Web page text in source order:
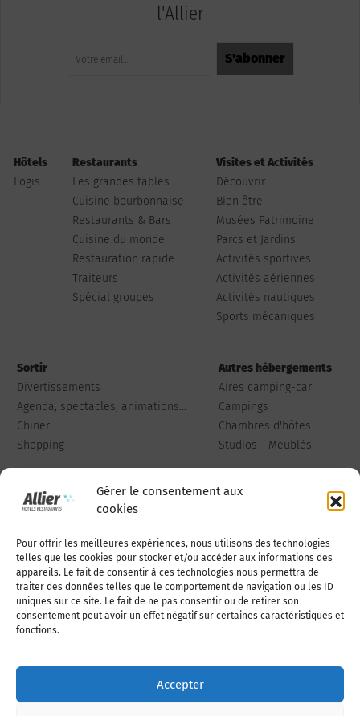
Gérer le consentement aux
cookies
Pour offrir les meilleures expériences, nous utilisons des technologies
telles que les cookies pour stocker et/ou accéder aux informations des
appareils. Le fait de consentir à ces technologies nous permettra de
traiter des données telles que le comportement de navigation ou les ID
uniques sur ce site. Le fait de ne pas consentir ou de retirer son
consentement peut avoir un effet négatif sur certaines caractéristiques et
fonctions.
Accepter
l'Allier
Hôtels
Logis
Restaurants
Les grandes tables
Cuisine bourbonnaise
Restaurants & Bars
Cuisine du monde
Restauration rapide
Traiteurs
Spécial groupes
Visites et Activités
Découvrir
Bien être
Musées Patrimoine
Parcs et Jardins
Activités sportives
Activités aériennes
Activités nautiques
Sports mécaniques
Sortir
Divertissements
Agenda, spectacles, animations...
Chiner
Shopping
Autres hébergements
Aires camping-car
Campings
Chambres d'hôtes
Studios - Meublés
Qui sommes-nous Publiez votre annonce
Adhérer à l’association Nous contacter